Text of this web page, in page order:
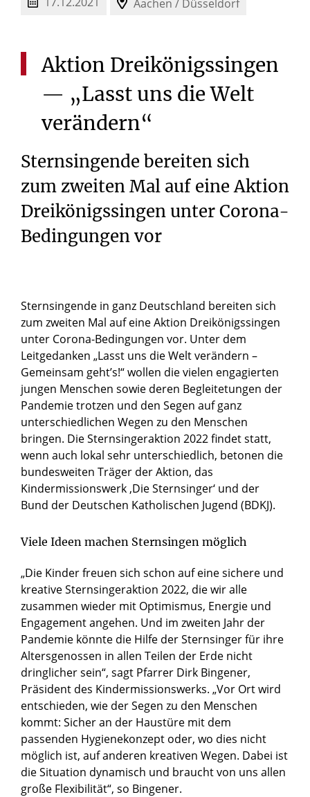
Aachen / Düsseldorf
Aktion Dreikönigssingen
— „Lasst uns die Welt
verändern“
Sternsingende bereiten sich
zum zweiten Mal auf eine Aktion
Dreikönigssingen unter Corona-
Bedingungen vor
Sternsingende in ganz Deutschland bereiten sich
zum zweiten Mal auf eine Aktion Dreikönigssingen
unter Corona-Bedingungen vor. Unter dem
Leitgedanken „Lasst uns die Welt verändern –
Gemeinsam geht’s!“ wollen die vielen engagierten
jungen Menschen sowie deren Begleitetungen der
Pandemie trotzen und den Segen auf ganz
unterschiedlichen Wegen zu den Menschen
bringen. Die Sternsingeraktion 2022 findet statt,
wenn auch lokal sehr unterschiedlich, betonen die
bundesweiten Träger der Aktion, das
Kindermissionswerk ,Die Sternsinger‘ und der
Bund der Deutschen Katholischen Jugend (BDKJ).
Viele Ideen machen Sternsingen möglich
„Die Kinder freuen sich schon auf eine sichere und
kreative Sternsingeraktion 2022, die wir alle
zusammen wieder mit Optimismus, Energie und
Engagement angehen. Und im zweiten Jahr der
Pandemie könnte die Hilfe der Sternsinger für ihre
Altersgenossen in allen Teilen der Erde nicht
dringlicher sein“, sagt Pfarrer Dirk Bingener,
Präsident des Kindermissionswerks. „Vor Ort wird
entschieden, wie der Segen zu den Menschen
kommt: Sicher an der Haustüre mit dem
passenden Hygienekonzept oder, wo dies nicht
möglich ist, auf anderen kreativen Wegen. Dabei ist
die Situation dynamisch und braucht von uns allen
große Flexibilität“, so Bingener.